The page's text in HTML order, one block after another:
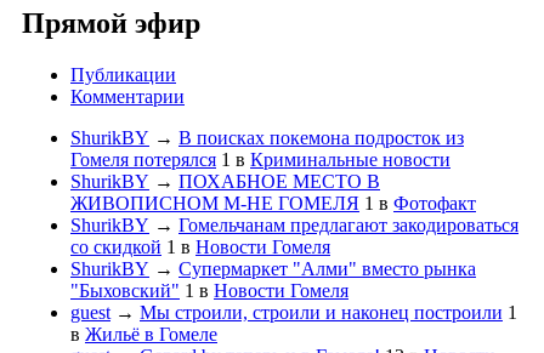
Прямой эфир
Публикации
Комментарии
ShurikBY → В поисках покемона подросток из
Гомеля потерялся 1 в Криминальные новости
ShurikBY → ПОХАБНОЕ МЕСТО В
ЖИВОПИСНОМ М-НЕ ГОМЕЛЯ 1 в Фотофакт
ShurikBY → Гомельчанам предлагают закодироваться
со скидкой 1 в Новости Гомеля
ShurikBY → Супермаркет "Алми" вместо рынка
"Быховский" 1 в Новости Гомеля
guest → Мы строили, строили и наконец построили 1
в Жильё в Гомеле